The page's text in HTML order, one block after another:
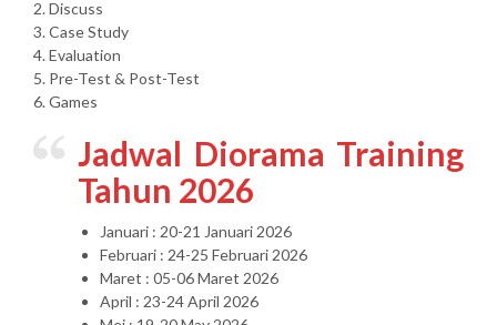
2. Discuss
3. Case Study
4. Evaluation
5. Pre-Test & Post-Test
6. Games
Jadwal Diorama Training
Tahun 2026
Januari : 20-21 Januari 2026
Februari : 24-25 Februari 2026
Maret : 05-06 Maret 2026
April : 23-24 April 2026